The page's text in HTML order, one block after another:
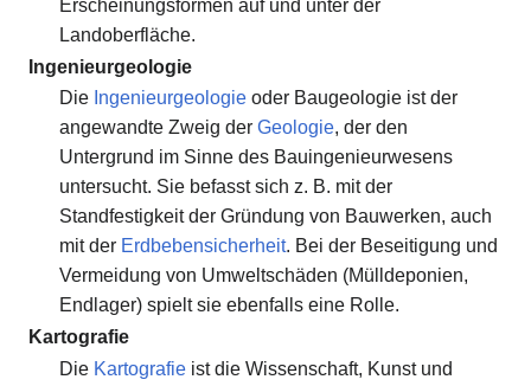
Erscheinungsformen auf und unter der
Landoberfläche.
Ingenieurgeologie
Die Ingenieurgeologieoder Baugeologie ist der
angewandte Zweig der Geologie, der den
Untergrund im Sinne des Bauingenieurwesens
untersucht. Sie befasst sich z. B. mit der
Standfestigkeit der Gründung von Bauwerken, auch
mit der Erdbebensicherheit. Bei der Beseitigung und
Vermeidung von Umweltschäden (Mülldeponien,
Endlager) spielt sie ebenfalls eine Rolle.
Kartografie
Die Kartografieist die Wissenschaft, Kunst und